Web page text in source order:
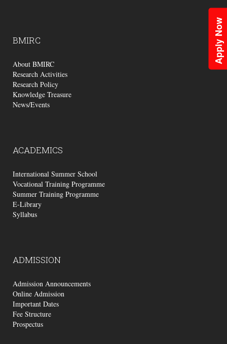
Apply Now
BMIRC
About BMIRC
Research Activities
Research Policy
Knowledge Treasure
News/Events
ACADEMICS
International Summer School
Vocational Training Programme
Summer Training Programme
E-Library
Syllabus
ADMISSION
Admission Announcements
Online Admission
Important Dates
Fee Structure
Prospectus